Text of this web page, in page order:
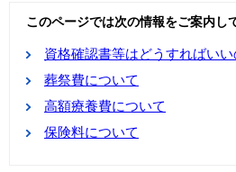
このページでは次の情報をご案内し
資格確認書等はどうすればいい
葬祭費について
高額療養費について
保険料について